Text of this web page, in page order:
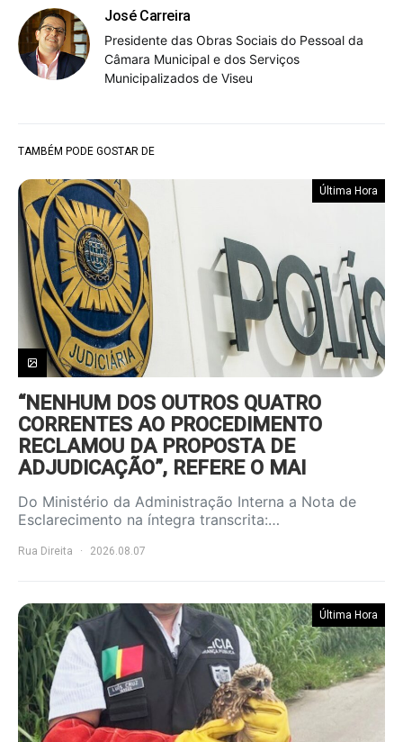
José Carreira
Presidente das Obras Sociais do Pessoal da
Câmara Municipal e dos Serviços
Municipalizados de Viseu
TAMBÉM PODE GOSTAR DE
Última Hora
“NENHUM DOS OUTROS QUATRO
CORRENTES AO PROCEDIMENTO
RECLAMOU DA PROPOSTA DE
ADJUDICAÇÃO”, REFERE O MAI
Do Ministério da Administração Interna a Nota de
Esclarecimento na íntegra transcrita:…
Rua Direita 2026.08.07
Última Hora